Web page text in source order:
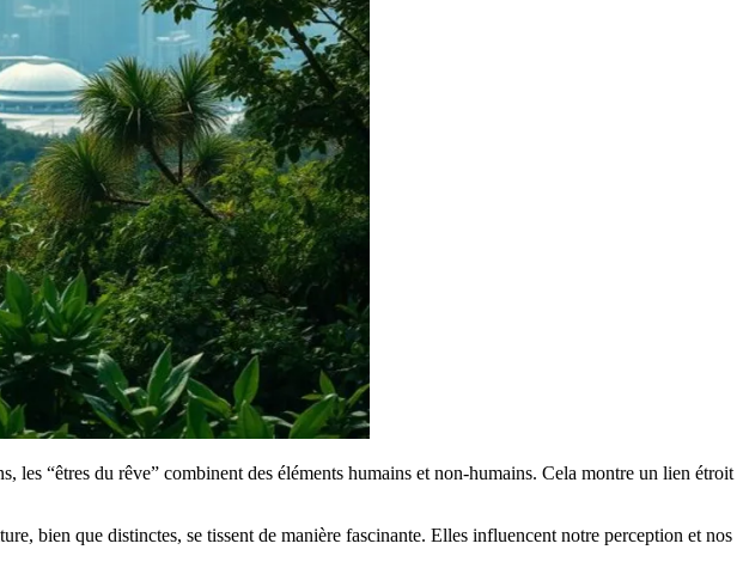
les “êtres du rêve” combinent des éléments humains et non-humains. Cela montre un lien étroit
bien que distinctes, se tissent de manière fascinante. Elles influencent notre perception et nos